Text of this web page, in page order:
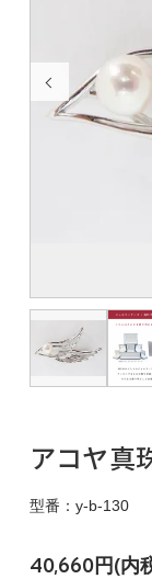
アコヤ真
型番：y-b-130
40,660円(内